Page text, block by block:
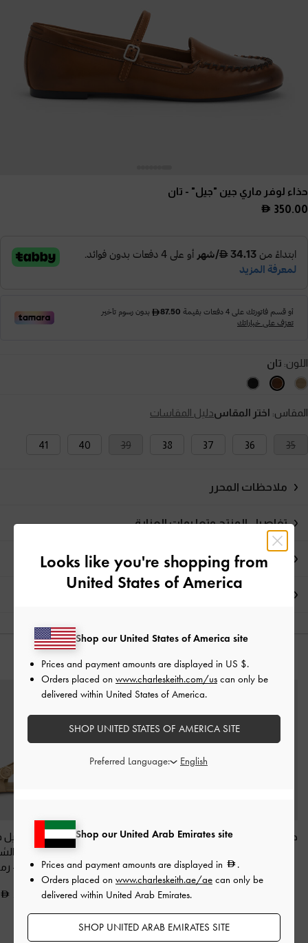
حذاء لوفر ماري جين "جيل" - تان
350.00
اللون: تان
المقاس: اختر المقاسدليل المقاسات
35
36
37
38
39
40
41
ملاحظات المحرر
تفاصيل المنتج وتعليمات العناية
العروض الحصرية
قد يعجبك آيضاً
حذاء ماري جين بروج بحزام
400.00
حذاء لوفر "جيل" بسير
375.00
حذاء
مشبك من
الصناعي
-
350.00
Looks like you're shopping from
United States of America
Shop our United Arab Emirates site
Prices and payment amounts are displayed in
.
Orders placed on www.charleskeith.ae/ae can only be
delivered within United Arab Emirates.
SHOP UNITED ARAB EMIRATES SITE
Shop our United States of America site
Prices and payment amounts are displayed in US $.
Orders placed on www.charleskeith.com/us can only be
delivered within United States of America.
SHOP UNITED STATES OF AMERICA SITE
Preferred Language: